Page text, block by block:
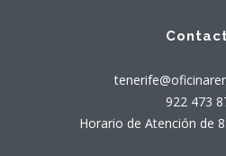
922 473
Horario de Atención de